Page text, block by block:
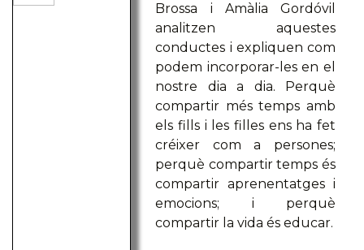
Brossa i Amàlia Gordóvil
analitzen aquestes
conductes i expliquen com
podem incorporar-les en el
nostre dia a dia. Perquè
compartir més temps amb
els fills i les filles ens ha fet
créixer com a persones;
perquè compartir temps és
compartir aprenentatges i
emocions; i perquè
compartir la vida és educar.